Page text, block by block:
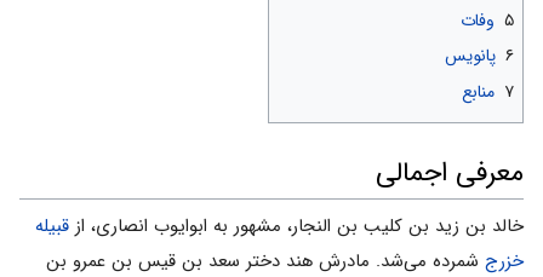
۵ وفات
۶ پانویس
۷ منابع
معرفی اجمالی
خالد بن زید بن کلیب بن النجار، مشهور به ابوایوب انصاری، از قبیله
خزرج شمرده می‌‌شد. مادرش هند دختر سعد بن قیس بن عمرو بن